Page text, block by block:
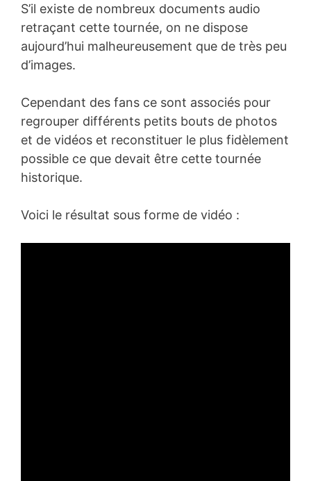
S’il existe de nombreux documents audio
retraçant cette tournée, on ne dispose
aujourd’hui malheureusement que de très peu
d’images.
Cependant des fans ce sont associés pour
regrouper différents petits bouts de photos
et de vidéos et reconstituer le plus fidèlement
possible ce que devait être cette tournée
historique.
Voici le résultat sous forme de vidéo :